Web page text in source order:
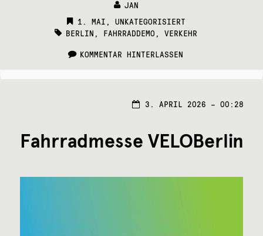
JAN
CATEGORIES:
1. MAI , UNKATEGORISIERT
TAGS:
BERLIN , FAHRRADDEMO , VERKEHR
KOMMENTAR HINTERLASSEN
3. APRIL 2026 – 00:28
Fahrradmesse VELOBerlin